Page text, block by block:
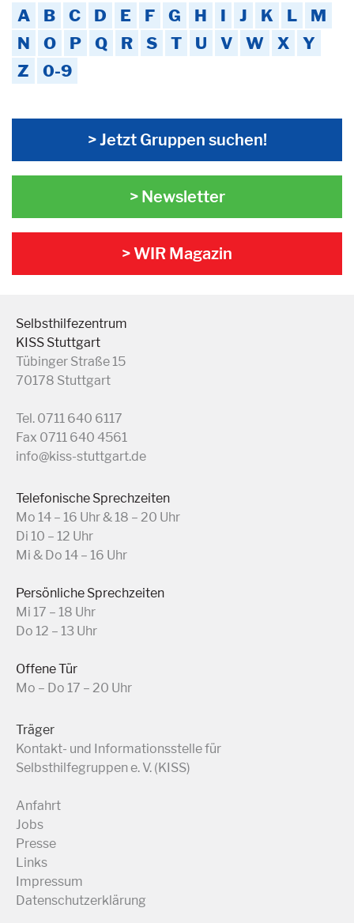
A B C D E F G H I J K L
M
N
O P Q R S T U V W X
Y
Z
0-9
> Jetzt Gruppen suchen!
> Newsletter
> WIR Magazin
Selbsthilfezentrum
KISS Stuttgart
Tübinger Straße 15
70178 Stuttgart
Tel. 0711 640 6117
Fax 0711 640 4561
info@kiss-stuttgart.de
Telefonische Sprechzeiten
Mo 14 – 16 Uhr & 18 – 20 Uhr
Di 10 – 12 Uhr
Mi & Do 14 – 16 Uhr
Persönliche Sprechzeiten
Mi 17 – 18 Uhr
Do 12 – 13 Uhr
Offene Tür
Mo – Do 17 – 20 Uhr
Träger
Kontakt- und Informationsstelle für
Selbsthilfegruppen e. V. (KISS)
Anfahrt
Jobs
Presse
Links
Impressum
Datenschutzerklärung